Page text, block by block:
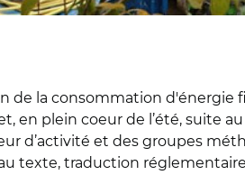
de la consommation d'énergie
en plein coeur de l’été, suite
d’activité et des groupes
texte, traduction